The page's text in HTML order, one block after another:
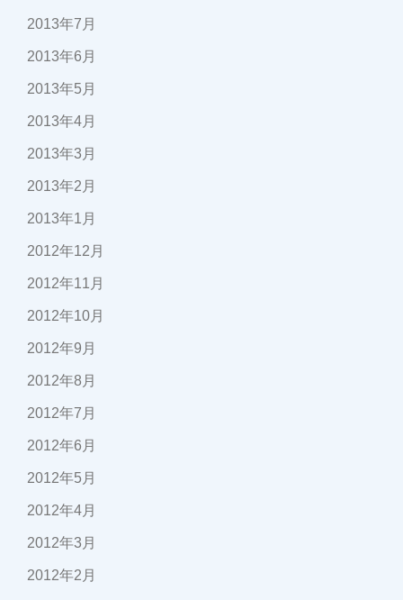
2013年7月
2013年6月
2013年5月
2013年4月
2013年3月
2013年2月
2013年1月
2012年12月
2012年11月
2012年10月
2012年9月
2012年8月
2012年7月
2012年6月
2012年5月
2012年4月
2012年3月
2012年2月